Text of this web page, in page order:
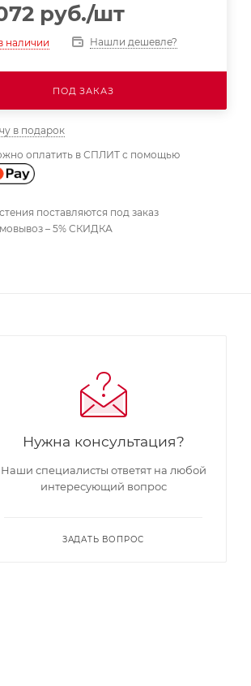
руб./шт
наличии Нашли дешевле?
ПОД ЗАКАЗ
в подарок
оплатить в СПЛИТ с помощью
поставляются под заказ
– 5% СКИДКА
Нужна консультация?
Наши специалисты ответят на любой
интересующий вопрос
ЗАДАТЬ ВОПРОС